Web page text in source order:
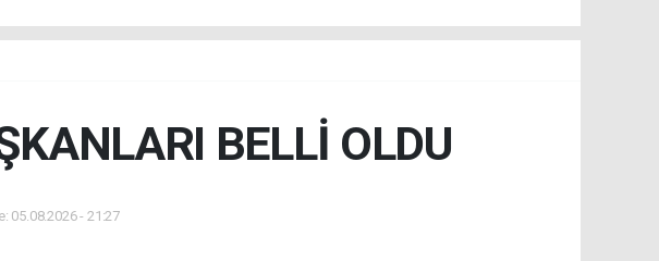
BELLİ OLDU
05.08.2026 - 21:27